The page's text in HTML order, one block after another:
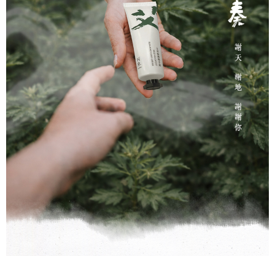
５．嚴禁一人註冊多個帳號或使用他人資訊註冊。若發現惡意使用之情形，
恩沛科技股份有限公司將有權停止該用戶之使用額度並採取法律行動。